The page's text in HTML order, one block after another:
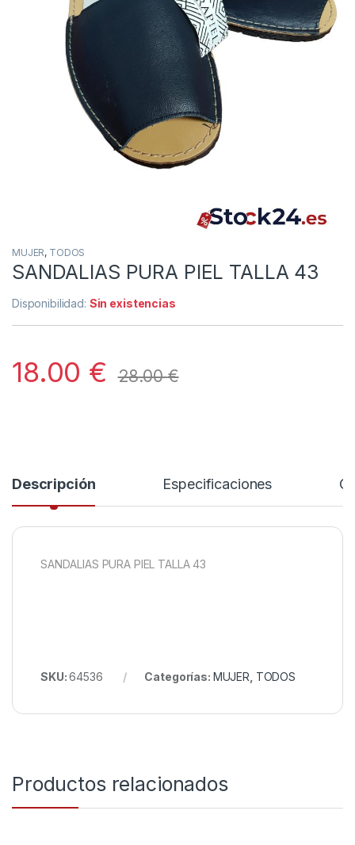
MUJER, TODOS
SANDALIAS PURA PIEL TALLA 43
Disponibilidad: Sin existencias
18.00 € 28.00€
Descripción Especificaciones
SANDALIAS PURA PIEL TALLA 43
SKU:64536 Categorías: MUJER, TODOS
Productos relacionados